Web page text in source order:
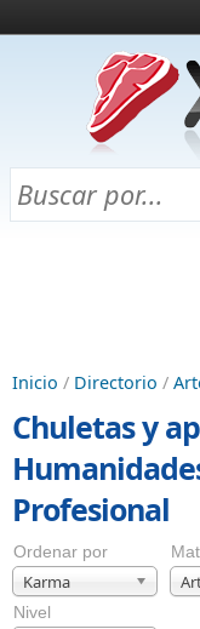
¿Qué es esto?
Directorio
Chuletas para exámenes
Inicio / Directorio /
Chuletas y
Profesional
Ordenar por
Karma
Nivel